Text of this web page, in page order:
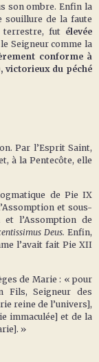
son ombre. Enfin la
souillure de la faute
terrestre, fut élevée
Seigneur comme la
conforme à
victorieux du péché
Par l’Esprit Saint,
à la Pentecôte, elle
de Pie IX
et sous-
l’Assomption de
Deus. Enfin,
l’avait fait Pie XII
de Marie : « pour
Fils, Seigneur des
reine de l’univers],
immaculée] et de la
»